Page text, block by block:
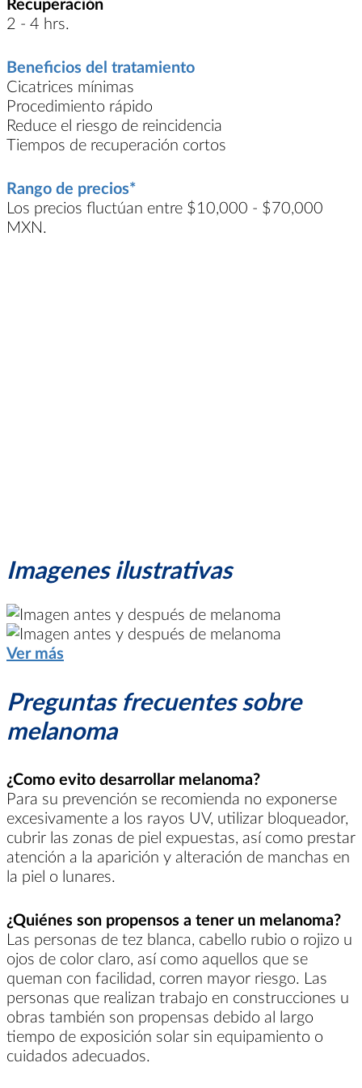
2 - 4 hrs.
Beneficios del tratamiento
Cicatrices mínimas
Procedimiento rápido
Reduce el riesgo de reincidencia
Tiempos de recuperación cortos
Rango de precios*
Los precios fluctúan entre $10,000 - $70,000
MXN.
Imagenes ilustrativas
Ver más
Preguntas frecuentes sobre
melanoma
¿Como evito desarrollar melanoma?
Para su prevención se recomienda no exponerse
excesivamente a los rayos UV, utilizar bloqueador,
cubrir las zonas de piel expuestas, así como prestar
atención a la aparición y alteración de manchas en
la piel o lunares.
¿Quiénes son propensos a tener un melanoma?
Las personas de tez blanca, cabello rubio o rojizo u
ojos de color claro, así como aquellos que se
queman con facilidad, corren mayor riesgo. Las
personas que realizan trabajo en construcciones u
obras también son propensas debido al largo
tiempo de exposición solar sin equipamiento o
cuidados adecuados.